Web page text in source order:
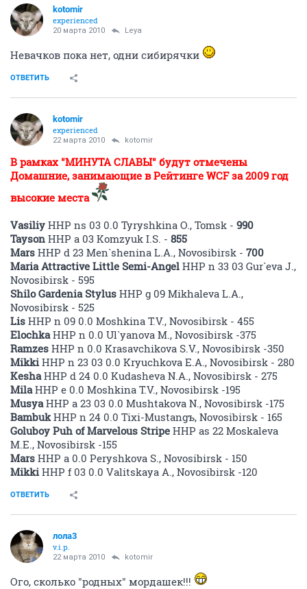
kotomir
experienced
20 марта 2010 Leya
Невачков пока нет, одни сибирячки
ОТВЕТИТЬ
kotomir
experienced
22 марта 2010 kotomir
В рамках "МИНУТА СЛАВЫ" будут отмечены
Домашние, занимающие в Рейтинге WCF за 2009 год
высокие места
Vasiliy HHP ns 03 0.0 Tyryshkina O., Tomsk - 990
Tayson HHP a 03 Komzyuk I.S. - 855
Mars HHP d 23 Men`shenina L.A., Novosibirsk - 700
Maria Attractive Little Semi-Angel HHP n 33 03 Gur`eva J.,
Novosibirsk - 595
Shilo Gardenia Stylus HHP g 09 Mikhaleva L.A.,
Novosibirsk - 525
Lis HHP n 09 0.0 Moshkina T.V., Novosibirsk - 455
ElochkaHHP n 0.0 Ul`yanova M., Novosibirsk -375
Ramzes HHP n 0.0 Krasavchikova S.V., Novosibirsk -350
Mikki HHP n 23 03 0.0 Kryuchkova E.A., Novosibirsk - 280
KeshaHHP d 24 0.0 Kudasheva N.A., Novosibirsk - 275
MilaHHP e 0.0 Moshkina T.V., Novosibirsk -195
MusyaHHP a 23 03 0.0 Mushtakova N., Novosibirsk -175
BambukHHP n 24 0.0 Tixi-Mustangъ, Novosibirsk - 165
Goluboy Puh of Marvelous Stripe HHP as 22 Moskaleva
M.E., Novosibirsk -155
Mars HHP a 0.0 Peryshkova S., Novosibirsk - 150
Mikki HHP f 03 0.0 Valitskaya A., Novosibirsk -120
ОТВЕТИТЬ
лола3
v.i.p.
22 марта 2010 kotomir
Ого, сколько "родных" мордашек!!!